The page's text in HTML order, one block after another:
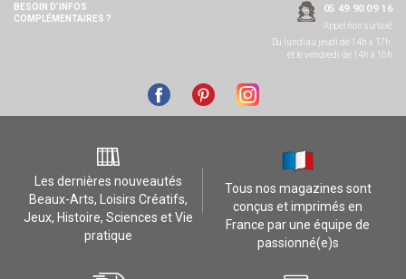
BESOIN D’INFOS
COMPLÉMENTAIRES ?
05 49 90 09 16
Appel non surtaxé
Du lundi au jeudi de 14h à 17h,
et le vendredi de 14h à 16h
Les dernières nouveautés
Beaux-Arts, Loisirs Créatifs,
Jeux, Histoire, Sciences et Vie
pratique
Tous nos magazines sont
conçus et imprimés en
France par une équipe de
passionné(e)s